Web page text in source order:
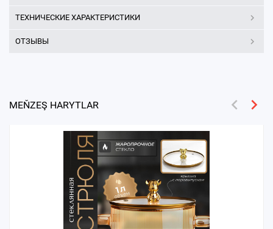
ТЕХНИЧЕСКИЕ ХАРАКТЕРИСТИКИ
ОТЗЫВЫ
MEŇZEŞ HARYTLAR